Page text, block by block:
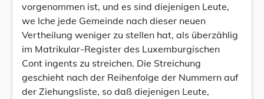
vorgenommen ist, und es sind diejenigen Leute,
we lche jede Gemeinde nach dieser neuen
Vertheilung weniger zu stellen hat, als überzählig
im Matrikular-Register des Luxemburgischen
Cont ingents zu streichen. Die Streichung
geschieht nach der Reihenfolge der Nummern auf
der Ziehungsliste, so daß diejenigen Leute,